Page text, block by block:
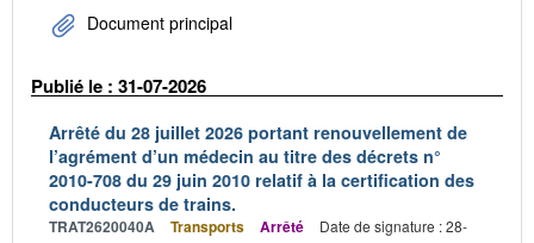
Document principal
Publié le : 31-07-2026
Arrêté du 28 juillet 2026 portant renouvellement de
l’agrément d’un médecin au titre des décrets n°
2010-708 du 29 juin 2010 relatif à la certification des
conducteurs de trains.
TRAT2620040A Transports Arrêté
Date de signature : 28-